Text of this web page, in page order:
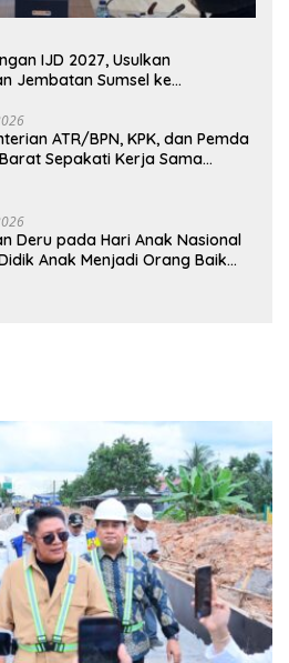
IJD 2027, Usulkan
Jembatan Sumsel ke
ATR/BPN, KPK, dan Pemda
Sepakati Kerja Sama
Deru pada Hari Anak Nasional
Anak Menjadi Orang Baik